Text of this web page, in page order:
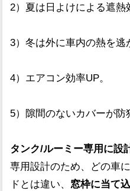
2）夏は日よけによる遮熱
3）冬は外に車内の熱を逃
4）エアコン効率UP。
5）隙間のないカバーが防
タンク/ルーミー専用に設
専用設計のため、どの車
ドとは違い、 窓枠に当て